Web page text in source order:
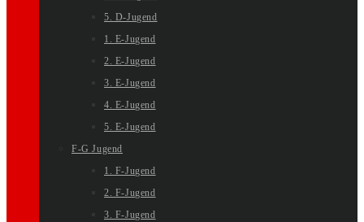
5. D-Jugend
1. E-Jugend
2. E-Jugend
3. E-Jugend
4. E-Jugend
5. E-Jugend
F-G Jugend
1. F-Jugend
2. F-Jugend
3. F-Jugend